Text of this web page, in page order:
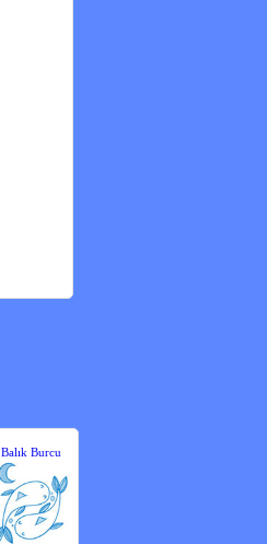
Balık Burcu